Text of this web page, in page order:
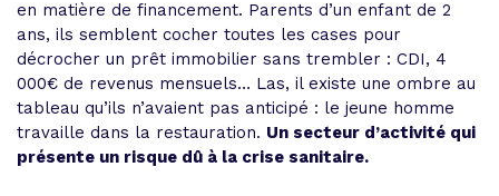
en matière de financement. Parents d’un enfant de 2
ans, ils semblent cocher toutes les cases pour
décrocher un prêt immobilier sans trembler : CDI, 4
000€ de revenus mensuels… Las, il existe une ombre au
tableau qu’ils n’avaient pas anticipé : le jeune homme
travaille dans la restauration. Un secteur d’activité qui
présente un risque dû à la crise sanitaire.